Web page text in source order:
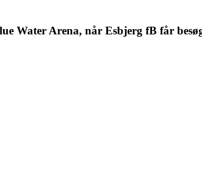
Water Arena, når Esbjerg fB får